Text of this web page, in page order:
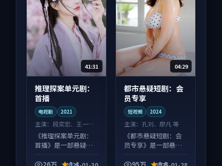
41:31
推理探案单元剧：
首播
电视剧 2021
主演： 段奕宏、王一博
等
《推理探案单元剧：
首播》是一部悬疑向
凑信息量大，适合沉
04:29
都市悬疑短剧：会
员专享
短视频 2024
主演：孔刘、廖凡 等
《都市悬疑短剧：会
员专享》是一部悬疑
物成长为内核，情感